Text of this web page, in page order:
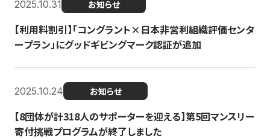
2025.10.31 お知らせ
【利用料割引】「コングラント×日本非営利組織評価センタ
ープラン」にグッドギビングマーク認証が追加
2025.10.24 お知らせ
【8団体が計318人のサポーターを迎える】​​第5回マンスリー
寄付挑戦プログラムが終了しました